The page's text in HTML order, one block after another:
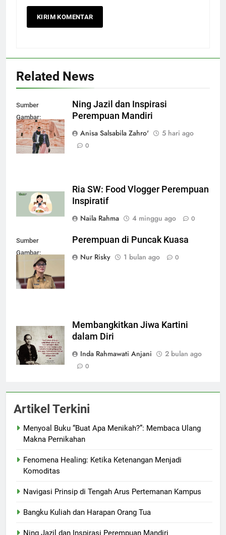
Related News
Sumber
Gambar:
radarkediri.jawapos.com
Ning Jazil dan Inspirasi
Perempuan Mandiri
Anisa Salsabila Zahro'
5 hari ago
0
Ria SW: Food Vlogger Perempuan
Inspiratif
Naila Rahma
4 minggu ago 0
Sumber
Gambar:
timesmalut.com
Perempuan di Puncak Kuasa
Nur Risky
1 bulan ago 0
Membangkitkan Jiwa Kartini
dalam Diri
Inda Rahmawati Anjani
2 bulan ago
0
Artikel Terkini
Menyoal Buku “Buat Apa Menikah?”: Membaca Ulang
Makna Pernikahan
Fenomena Healing: Ketika Ketenangan Menjadi
Komoditas
Navigasi Prinsip di Tengah Arus Pertemanan Kampus
Bangku Kuliah dan Harapan Orang Tua
Ning Jazil dan Inspirasi Perempuan Mandiri